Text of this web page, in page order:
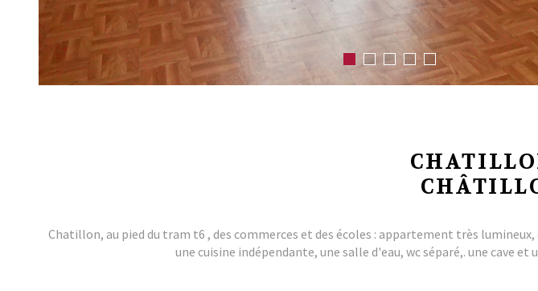
Chatillon, au pied du tram t6 , des commerces et des écoles : appartement très
une cuisine indépendante, une salle d'eau, wc séparé,. une cave